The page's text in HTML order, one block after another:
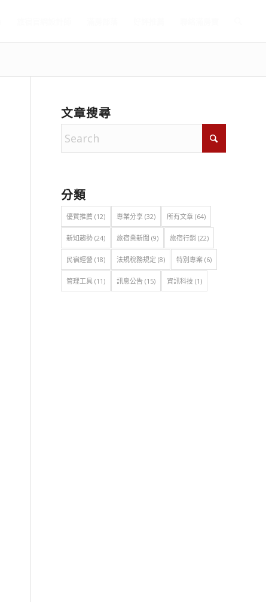
文章搜尋
分類
優質推薦 (12) 專業分享 (32) 所有文章 (64)
新知趨勢 (24) 旅宿業新聞 (9) 旅宿行銷 (22)
民宿經營 (18) 法規稅務規定 (8) 特別專案 (6)
管理工具 (11) 訊息公告 (15) 資訊科技 (1)